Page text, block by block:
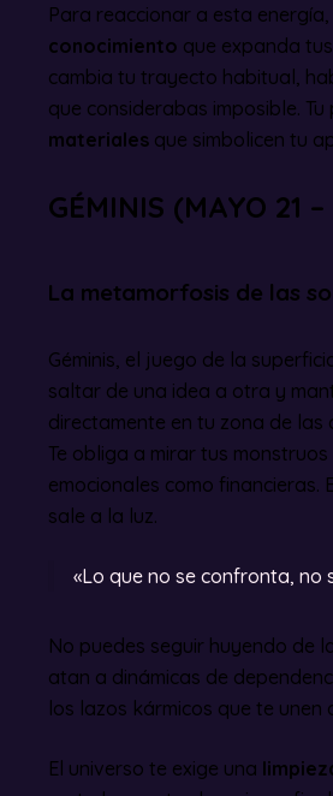
Para reaccionar a esta
conocimiento que expanda
cambia tu trayecto habitual,
que considerabas imposible.
materiales que simbolicen tu
GÉMINIS (MAYO 21
La metamorfosis de las
Géminis, el juego de la
saltar de una idea a otra y
directamente en tu zona de
Te obliga a mirar tus
emocionales como
sale a la luz.
«Lo que no se confronta, no
No puedes seguir huyendo de
atan a dinámicas de
los lazos kármicos que te
El universo te exige una